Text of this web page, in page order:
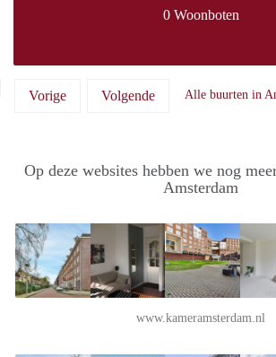
0 Woonboten
Vorige Volgende Alle buurten in
Op deze websites hebben we nog
Amsterdam
www.kameramsterdam.nl